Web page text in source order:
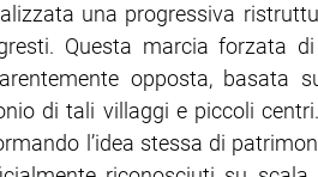
una progressiva
Questa marcia forzata
opposta, basata
di tali villaggi e piccoli
l’idea stessa di